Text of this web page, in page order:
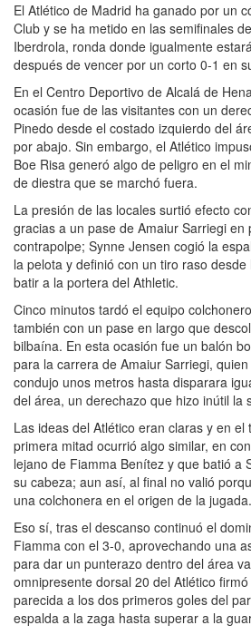
El Atlético de Madrid ha ganado por un
Club y se ha metido en las semifinales
Iberdrola, ronda donde igualmente
después de vencer por un corto 0-1 en
En el Centro Deportivo de Alcalá de
ocasión fue de las visitantes con un
Pinedo desde el costado izquierdo del
por abajo. Sin embargo, el Atlético
Boe Risa generó algo de peligro en el
de diestra que se marchó fuera.
La presión de las locales surtió efecto
gracias a un pase de Amaiur Sarriegi en
contrapolpe; Synne Jensen cogió la
la pelota y definió con un tiro raso
batir a la portera del Athletic.
Cinco minutos tardó el equipo
también con un pase en largo que
bilbaína. En esta ocasión fue un balón
para la carrera de Amaiur Sarriegi,
condujo unos metros hasta disparara
del área, un derechazo que hizo inútil la
Las ideas del Atlético eran claras y en
primera mitad ocurrió algo similar, en
lejano de Fiamma Benítez y que batió a
su cabeza; aun así, al final no valió
una colchonera en el origen de la jugada.
Eso sí, tras el descanso continuó el
Fiamma con el 3-0, aprovechando una
para dar un punterazo dentro del área
omnipresente dorsal 20 del Atlético
parecida a los dos primeros goles del
espalda a la zaga hasta superar a la